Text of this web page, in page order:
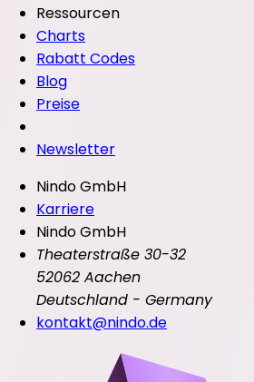
Ressourcen
Charts
Rabatt Codes
Blog
Preise
Newsletter
Nindo GmbH
Karriere
Nindo GmbH
Theaterstraße 30-32
52062 Aachen
Deutschland - Germany
kontakt@nindo.de